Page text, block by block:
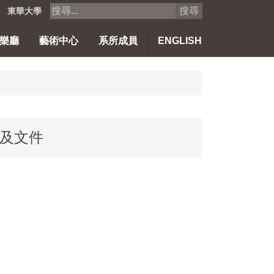
東華大學 搜尋
廳 藝術中心 系所成員 ENGLISH
文件